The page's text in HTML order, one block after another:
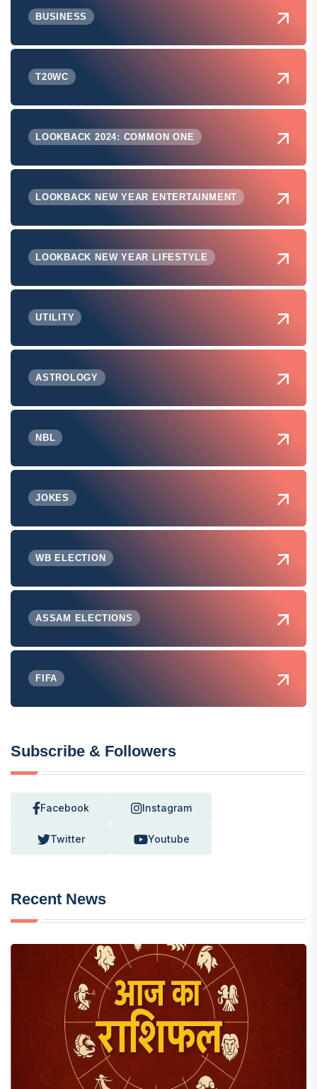
BUSINESS
T20WC
LOOKBACK 2024: COMMON ONE
LOOKBACK NEW YEAR ENTERTAINMENT
LOOKBACK NEW YEAR LIFESTYLE
UTILITY
ASTROLOGY
NBL
JOKES
WB ELECTION
ASSAM ELECTIONS
FIFA
Subscribe & Followers
Facebook Instagram
Twitter Youtube
Recent News